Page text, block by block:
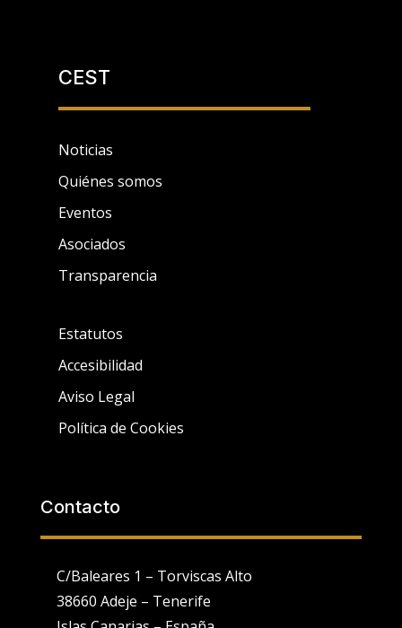
CEST
Noticias
Quiénes somos
Eventos
Asociados
Transparencia
Estatutos
Accesibilidad
Aviso Legal
Política de Cookies
Contacto
C/Baleares 1 – Torviscas Alto
38660 Adeje – Tenerife